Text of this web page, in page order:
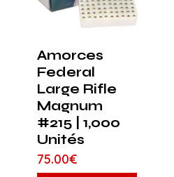
Amorces
Federal
Large Rifle
Magnum
#215 | 1,000
Unités
75.00€